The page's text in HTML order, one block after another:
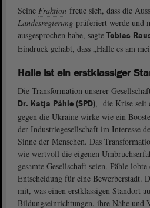
Seine Fraktion freue sich, dass die
Landesregierung präferiert werde und
ausgesprochen habe, sagte Tobias
Eindruck gehabt, dass „Halle es am
Halle ist ein erstklassiger
Die Transformation unserer
Dr. Katja Pähle (SPD), die Krise seit
gegen die Ukraine wirke wie ein
der Industriegesellschaft im Interesse
Sinne der Menschen. Das
wie wertvoll die eigenen
gesamte Gesellschaft seien. Pähle
Entscheidung für eine Bewerberstadt.
mit, was einen erstklassigen Standort
Bildungseinrichtungen, ihre Nähe und